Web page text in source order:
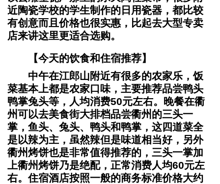
近陶瓷学校的学生制作的日用瓷器，都比较
有创意而且价格也很实惠，比起去大型专卖
店来讲这里更适合选购。
【今天的饮食和住宿推荐】
中午在江郎山附近有很多的农家乐，饭
菜基本上都是农家口味，主要推荐品尝鸭头
鸭掌兔头等，人均消费50元左右。晚餐在衢
州可以去美食街大排档品尝衢州的三头一
掌，鱼头、兔头、鸭头和鸭掌，这四道菜全
是以辣为主，虽然辣但是味道相当好，另外
衢州烤饼也是非常值得推荐的，三头一掌加
上衢州烤饼乃是绝配，正常消费人均60元左
右。住宿酒店按照一般的商务标准价格大约